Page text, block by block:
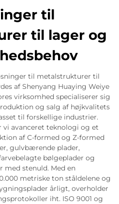
til
til lager og
til metalstrukturer til
af Shenyang Huaying Weiye
virksomhed specialiserer sig
og salg af højkvalitets
til forskellige industrier.
vi avanceret teknologi og et
af C-formed og Z-formed
gulvbærende plader,
bølgeplader og
med stenuld. Med en
metriske ton ståldelene og
årligt, overholder
iht. ISO 9001 og